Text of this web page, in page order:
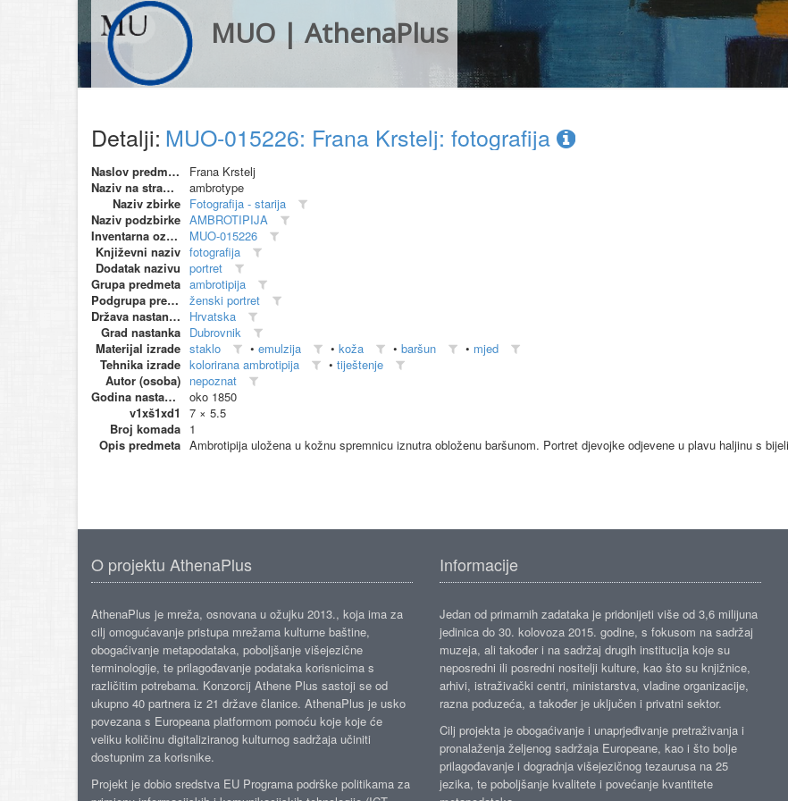
MUO | AthenaPlus
Detalji: MUO-015226: Frana Krstelj: fotografija
Naslov predmeta
Frana Krstelj
Naziv na stranom jeziku
ambrotype
Naziv zbirke Fotografija - starija
Naziv podzbirke AMBROTIPIJA
Inventarna oznaka
MUO-015226
Književni naziv fotografija
Dodatak nazivu portret
Grupa predmeta ambrotipija
Podgrupa predmeta
ženski portret
Država nastanka
Hrvatska
Grad nastanka Dubrovnik
Materijal izrade staklo • emulzija • koža • baršun • mjed
Tehnika izrade kolorirana ambrotipija • tiještenje
Autor (osoba) nepoznat
Godina nastanka
oko 1850
v1xš1xd1
7 × 5.5
Broj komada 1
Opis predmeta Ambrotipija uložena u kožnu spremnicu iznutra obloženu baršunom. Portret djevojke odjevene u plavu haljinu s
O projektu AthenaPlus
AthenaPlus je mreža, osnovana u ožujku 2013., koja ima za
cilj omogućavanje pristupa mrežama kulturne baštine,
obogaćivanje metapodataka, poboljšanje višejezične
terminologije, te prilagođavanje podataka korisnicima s
različitim potrebama. Konzorcij Athene Plus sastoji se od
ukupno 40 partnera iz 21 države članice. AthenaPlus je usko
povezana s Europeana platformom pomoću koje koje će
veliku količinu digitaliziranog kulturnog sadržaja učiniti
dostupnim za korisnike.
Projekt je dobio sredstva EU Programa podrške politikama za
Informacije
Jedan od primarnih zadataka je pridonijeti više od 3,6 milijuna
jedinica do 30. kolovoza 2015. godine, s fokusom na sadržaj
muzeja, ali također i na sadržaj drugih institucija koje su
neposredni ili posredni nositelji kulture, kao što su knjižnice,
arhivi, istraživački centri, ministarstva, vladine organizacije,
razna poduzeća, a također je uključen i privatni sektor.
Cilj projekta je obogaćivanje i unaprjeđivanje pretraživanja i
pronalaženja željenog sadržaja Europeane, kao i što bolje
prilagođavanje i dogradnja višejezičnog tezaurusa na 25
jezika, te poboljšanje kvalitete i povećanje kvantitete